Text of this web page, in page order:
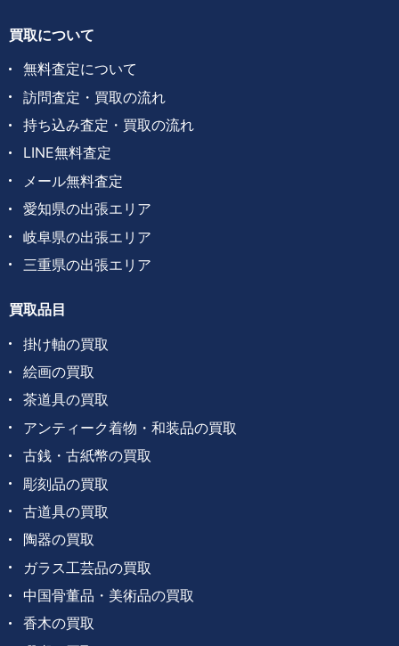
買取について
無料査定について
訪問査定・買取の流れ
持ち込み査定・買取の流れ
LINE無料査定
メール無料査定
愛知県の出張エリア
岐阜県の出張エリア
三重県の出張エリア
買取品目
掛け軸の買取
絵画の買取
茶道具の買取
アンティーク着物・和装品の買取
古銭・古紙幣の買取
彫刻品の買取
古道具の買取
陶器の買取
ガラス工芸品の買取
中国骨董品・美術品の買取
香木の買取